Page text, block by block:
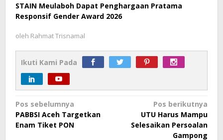
STAIN Meulaboh Dapat Penghargaan Pratama
Responsif Gender Award 2026
oleh Rahmat Trisnamal
Ikuti Kami Pada
Navigasi
pos
Pos sebelumnya
PABBSI Aceh Targetkan
Enam Tiket PON
Pos berikutnya
UTU Harus Mampu
Selesaikan Persoalan
Gampong